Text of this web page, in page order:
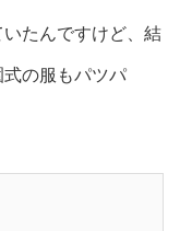
たんですけど、結
の服もパツパ